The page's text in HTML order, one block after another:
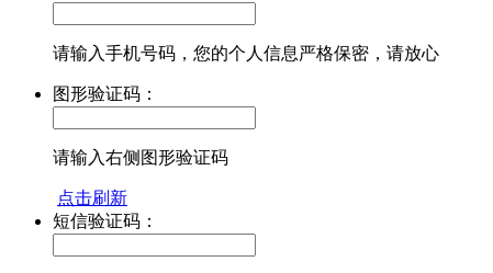
请输入手机号码，您的个人信息严格保密，请放心
图形验证码：
请输入右侧图形验证码
点击刷新
短信验证码：